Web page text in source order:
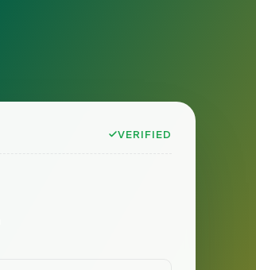
VERIFIED